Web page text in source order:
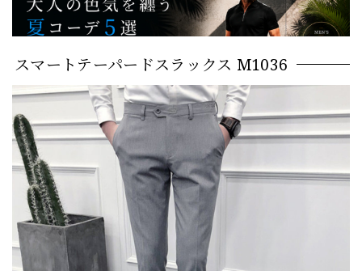
スマートテーパードスラックス M1036